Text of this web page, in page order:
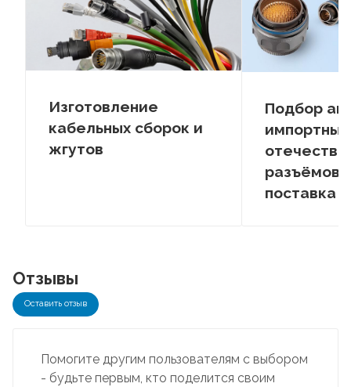
Изготовление
кабельных сборок и
жгутов
Подбор
разъёмов
поставка
Отзывы
Оставить отзыв
Помогите другим пользователям с выбором
- будьте первым, кто поделится своим